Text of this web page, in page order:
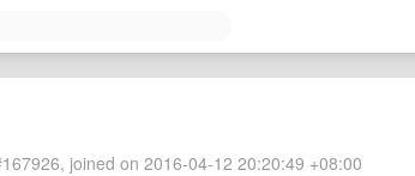
joined on 2016-04-12 20:20:49 +08:00